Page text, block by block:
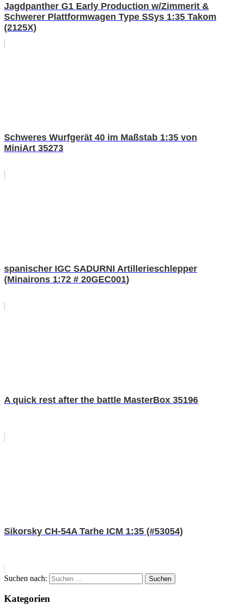
Jagdpanther G1 Early Production w/Zimmerit &
Schwerer Plattformwagen Type SSys 1:35 Takom
(2125X)
Schweres Wurfgerät 40 im Maßstab 1:35 von
MiniArt 35273
spanischer IGC SADURNI Artillerieschlepper
(Minairons 1:72 # 20GEC001)
A quick rest after the battle MasterBox 35196
Sikorsky CH-54A Tarhe ICM 1:35 (#53054)
Suchen nach: Suchen
Kategorien